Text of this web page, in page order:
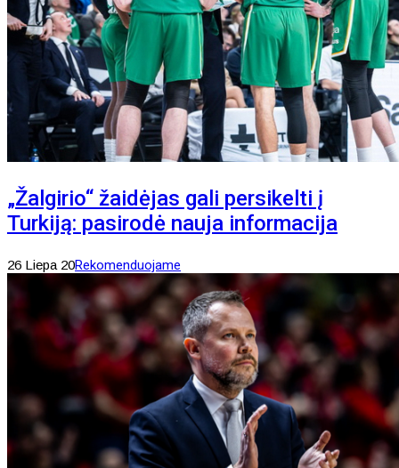
„Žalgirio“ žaidėjas gali persikelti į
Turkiją: pasirodė nauja informacija
26 Liepa 20Rekomenduojame